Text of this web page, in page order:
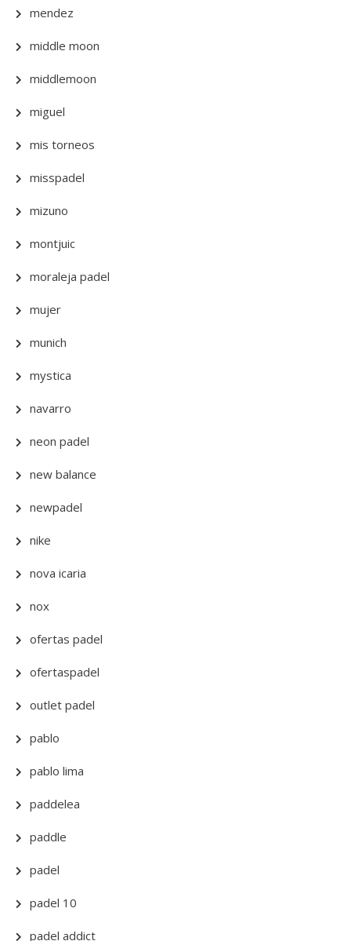
mendez
middle moon
middlemoon
miguel
mis torneos
misspadel
mizuno
montjuic
moraleja padel
mujer
munich
mystica
navarro
neon padel
new balance
newpadel
nike
nova icaria
nox
ofertas padel
ofertaspadel
outlet padel
pablo
pablo lima
paddelea
paddle
padel
padel 10
padel addict